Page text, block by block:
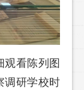
观看陈列图
调研学校时